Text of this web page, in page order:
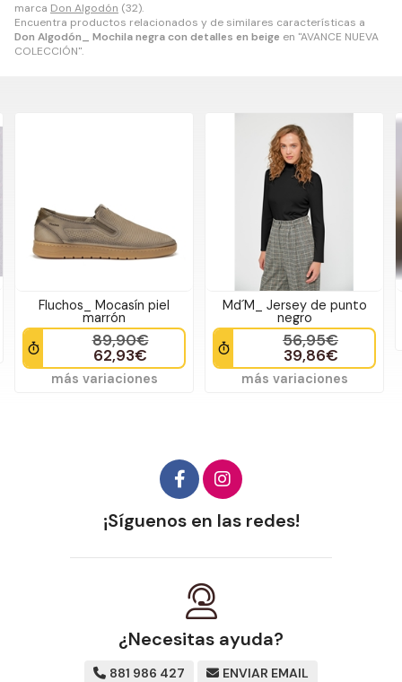
marca Don Algodón (32).
Encuentra productos relacionados y de similares características a
Don Algodón_ Mochila negra con detalles en beige en "AVANCE NUEVA
COLECCIÓN".
Fluchos_ Mocasín piel
marrón
89,90€
62,93€
más variaciones
Md´M_ Jersey de punto
negro
56,95€
39,86€
más variaciones
¡Síguenos en las redes!
¿Necesitas ayuda?
881 986 427 ENVIAR EMAIL